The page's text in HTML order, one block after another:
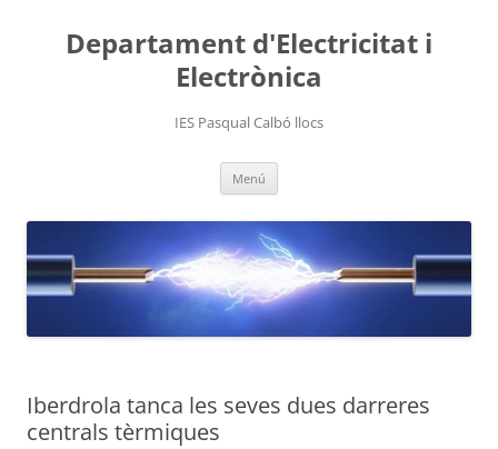
Departament d'Electricitat i
Electrònica
IES Pasqual Calbó llocs
Menú
Iberdrola tanca les seves dues darreres
centrals tèrmiques